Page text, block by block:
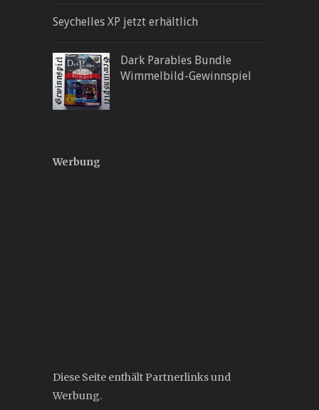
Seychelles XP jetzt erhältlich
Dark Parables Bundle
Wimmelbild-Gewinnspiel
Werbung
Diese Seite enthält Partnerlinks und
Werbung.